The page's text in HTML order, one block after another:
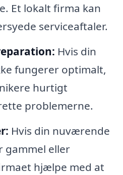
Et lokalt firma kan
serviceaftaler.
Hvis din
fungerer optimalt,
hurtigt
problemerne.
Hvis din nuværende
gammel eller
hjælpe med at